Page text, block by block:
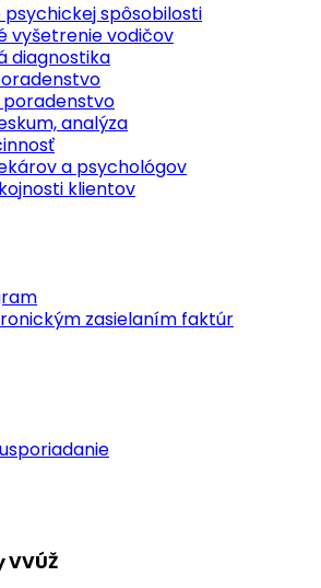
psychickej spôsobilosti
vyšetrenie vodičov
diagnostika
poradenstvo
analýza
a psychológov
klientov
zasielaním faktúr